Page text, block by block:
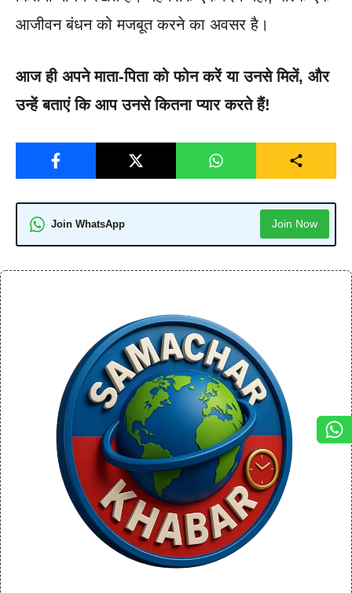
आजीवन बंधन को मजबूत करने का अवसर है।
आज ही अपने माता-पिता को फोन करें या उनसे मिलें, और
उन्हें बताएं कि आप उनसे कितना प्यार करते हैं!
Join WhatsApp Join Now